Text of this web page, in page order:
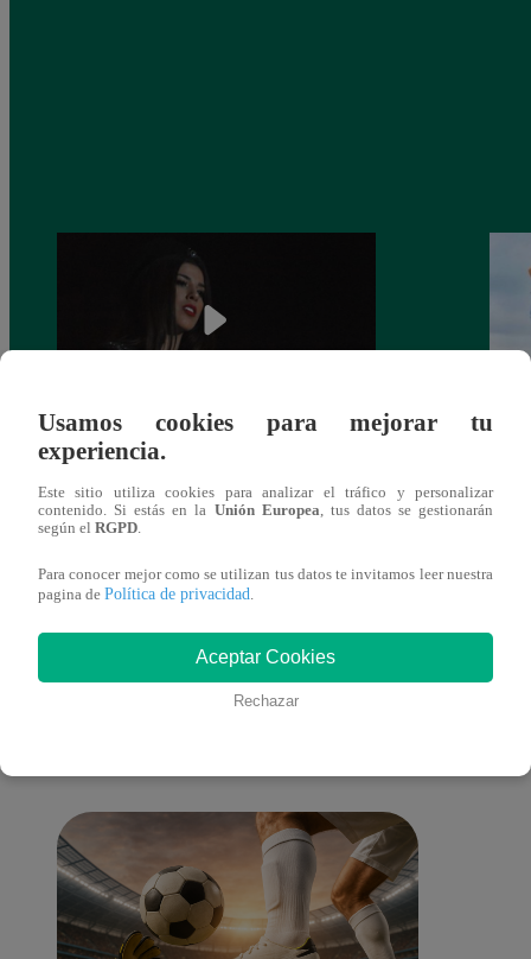
¿Yahaira Plasencia y Maritza Rodríguez
más unidas que nunca?
También te puede
Usamos cookies para mejorar tu
experiencia.
Este sitio utiliza cookies para analizar el tráfico y personalizar
contenido. Si estás en la Unión Europea, tus datos se gestionarán
según el RGPD.
Para conocer mejor como se utilizan tus datos te invitamos leer nuestra
pagina de Política de privacidad.
Aceptar Cookies
Rechazar